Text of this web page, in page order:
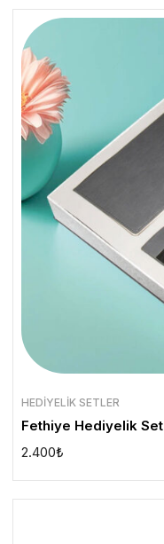
HEDIYELIK SETLER
Fethiye Hediyelik Set
2.400₺